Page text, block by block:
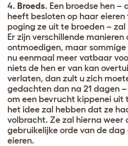
4. Broeds. Een broedse hen –
heeft besloten op haar
poging ze uit te broeden –
Er zijn verschillende
ontmoedigen, maar sommige
nu eenmaal meer vatbaar
niets de hen er van kan
verlaten, dan zult u zich
gedachten dan na 21 dagen
om een bevrucht kippenei uit
het idee zal hebben dat ze
volbracht. Ze zal hierna weer
gebruikelijke orde van de
eieren.